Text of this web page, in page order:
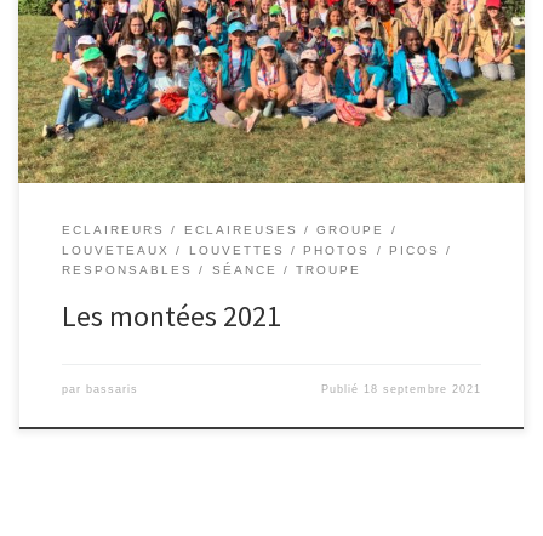
ECLAIREURS ECLAIREUSES
GROUPE
LOUVETEAUX
LOUVETTES PHOTOS
PICOS
RESPONSABLES
SÉANCE TROUPE
Les montées 2021
par bassaris Publié 18 septembre 2021